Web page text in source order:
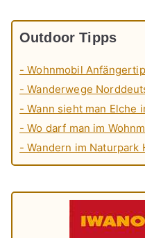
Outdoor Tipps
- Wohnmobil
- Wanderwege
- Wann sieht man Elche
- Wo darf man im
- Wandern im Naturpark